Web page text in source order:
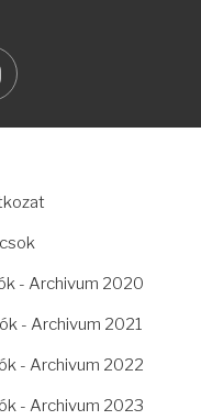
instagram
- Archivum 2020
- Archivum 2021
- Archivum 2022
- Archivum 2023